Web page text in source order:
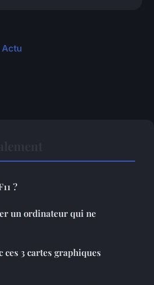
Actu
?
un ordinateur qui ne
ces 3 cartes graphiques